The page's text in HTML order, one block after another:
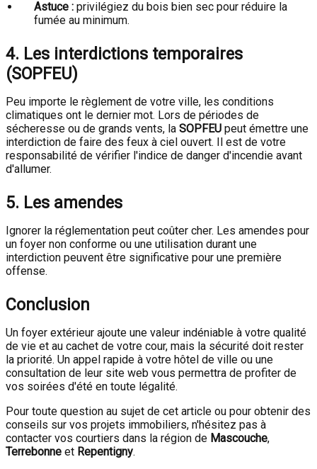
Astuce : privilégiez du bois bien sec pour réduire la
fumée au minimum.
4. Les interdictions temporaires
(SOPFEU)
Peu importe le règlement de votre ville, les conditions
climatiques ont le dernier mot. Lors de périodes de
sécheresse ou de grands vents, la SOPFEU peut émettre une
interdiction de faire des feux à ciel ouvert. Il est de votre
responsabilité de vérifier l'indice de danger d'incendie avant
d'allumer.
5. Les amendes
Ignorer la réglementation peut coûter cher. Les amendes pour
un foyer non conforme ou une utilisation durant une
interdiction peuvent être significative pour une première
offense.
Conclusion
Un foyer extérieur ajoute une valeur indéniable à votre qualité
de vie et au cachet de votre cour, mais la sécurité doit rester
la priorité. Un appel rapide à votre hôtel de ville ou une
consultation de leur site web vous permettra de profiter de
vos soirées d'été en toute légalité.
Pour toute question au sujet de cet article ou pour obtenir des
conseils sur vos projets immobiliers, n'hésitez pas à
contacter vos courtiers dans la région de Mascouche,
Terrebonne et Repentigny.